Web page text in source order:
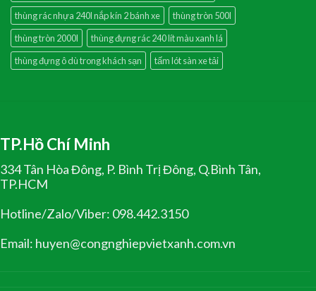
thùng rác nhựa 240l nắp kín 2 bánh xe
thùng tròn 500l
thùng tròn 2000l
thùng đựng rác 240 lít màu xanh lá
thùng đựng ô dù trong khách sạn
tấm lót sàn xe tải
TP.Hồ Chí Minh
334 Tân Hòa Đông, P. Bình Trị Đông, Q.Bình Tân,
TP.HCM
Hotline/Zalo/Viber: 098.442.3150
Email: huyen@congnghiepvietxanh.com.vn